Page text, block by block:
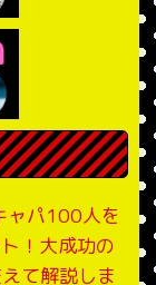
ャパ100人を
！大成功の
て解説しま